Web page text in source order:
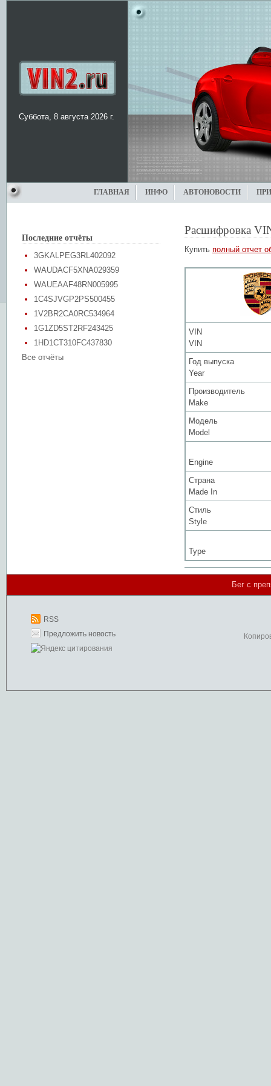
Суббота, 8 августа 2026 г.
ГЛАВНАЯ ИНФО АВТОНОВОСТИ
Последние отчёты
3GKALPEG3RL402092
WAUDACF5XNA029359
WAUEAAF48RN005995
1C4SJVGP2PS500455
1V2BR2CA0RC534964
1G1ZD5ST2RF243425
1HD1CT310FC437830
Все отчёты
Расшифровка
Купить полный отчет
VIN
VIN
Год выпуска
Year
Производитель
Make
Модель
Model
Engine
Страна
Made In
Стиль
Style
Type
Бег с
RSS
Предложить новость